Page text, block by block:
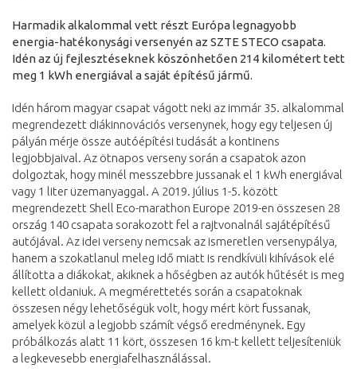
Harmadik alkalommal vett részt Európa legnagyobb
energia-hatékonysági versenyén az SZTE STECO csapata.
Idén az új fejlesztéseknek köszönhetően 214 kilométert tett
meg 1 kWh energiával a saját építésű jármű.
Idén három magyar csapat vágott neki az immár 35. alkalommal
megrendezett diákinnovációs versenynek, hogy egy teljesen új
pályán mérje össze autóépítési tudását a kontinens
legjobbjaival. Az ötnapos verseny során a csapatok azon
dolgoztak, hogy minél messzebbre jussanak el 1 kWh energiával
vagy 1 liter üzemanyaggal. A 2019. július 1-5. között
megrendezett Shell Eco-marathon Europe 2019-en összesen 28
ország 140 csapata sorakozott fel a rajtvonalnál sajátépítésű
autójával. Az idei verseny nemcsak az ismeretlen versenypálya,
hanem a szokatlanul meleg idő miatt is rendkívüli kihívások elé
állította a diákokat, akiknek a hőségben az autók hűtését is meg
kellett oldaniuk. A megmérettetés során a csapatoknak
összesen négy lehetőségük volt, hogy mért kört fussanak,
amelyek közül a legjobb számít végső eredménynek. Egy
próbálkozás alatt 11 kört, összesen 16 km-t kellett teljesíteniük
a legkevesebb energiafelhasználással.